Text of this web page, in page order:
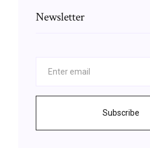
Newsletter
Subscribe